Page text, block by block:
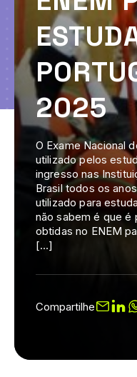
2025
O Exame Nacional
utilizado pelos
ingresso nas
Brasil todos os
utilizado para
não sabem é que é
obtidas no ENEM
[…]
Compartilhe